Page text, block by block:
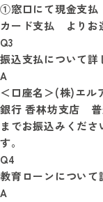
①窓口にて現金支
カード支払　よりお
Q3
振込支払について詳
A
＜口座名＞(株)エル
銀行 香林坊支店　
までお振込みくだ
す。
Q4
教育ローンについて
A